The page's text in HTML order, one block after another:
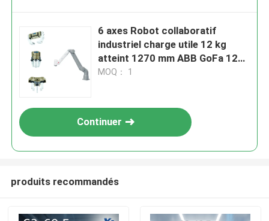
6 axes Robot collaboratif
industriel charge utile 12 kg
atteint 1270 mm ABB GoFa 12
avec pinceuse CNGBS
MOQ： 1
Continuer
produits recommandés